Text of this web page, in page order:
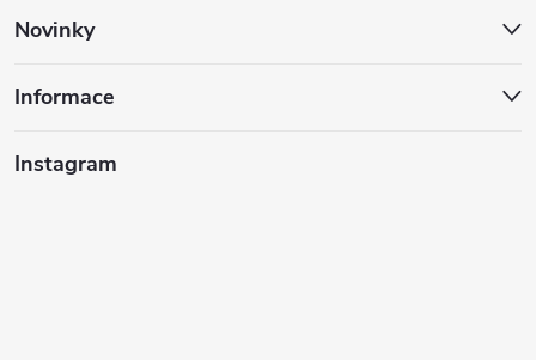
Novinky
Informace
Instagram